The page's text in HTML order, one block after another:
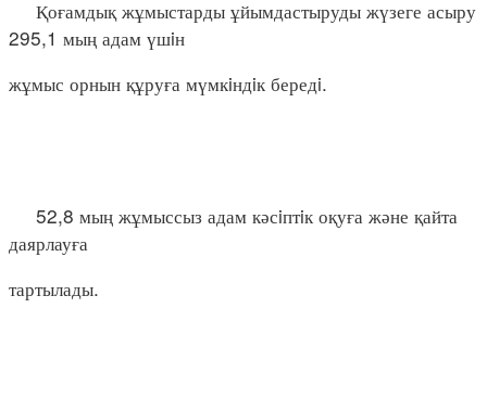
Қоғамдық жұмыстарды ұйымдастыруды жүзеге асыру
295,1 мың адам үшiн
жұмыс орнын құруға мүмкiндiк бередi.
52,8 мың жұмыссыз адам кәсiптiк оқуға және қайта
даярлауға
тартылады.